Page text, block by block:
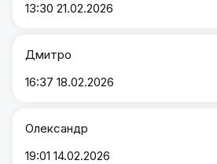
13:30 21.02.2026
Дмитро
16:37 18.02.2026
Олександр
19:01 14.02.2026